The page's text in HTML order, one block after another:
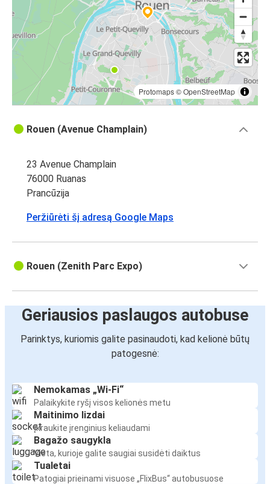
Protomaps©OpenStreetMap
Rouen (Avenue Champlain)
23 Avenue Champlain
76000 Ruanas
Prancūzija
Peržiūrėti šį adresą Google Maps
Rouen (Zenith Parc Expo)
Geriausios paslaugos autobuse
Parinktys, kuriomis galite pasinaudoti, kad kelionė būtų
patogesnė:
Nemokamas „Wi-Fi“
Palaikykite ryšį visos kelionės metu
Maitinimo lizdai
Įkraukite įrenginius keliaudami
Bagažo saugykla
Vieta, kurioje galite saugiai susidėti daiktus
Tualetai
Patogiai prieinami visuose „FlixBus“ autobusuose